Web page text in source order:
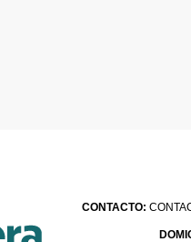
CONTACTO: